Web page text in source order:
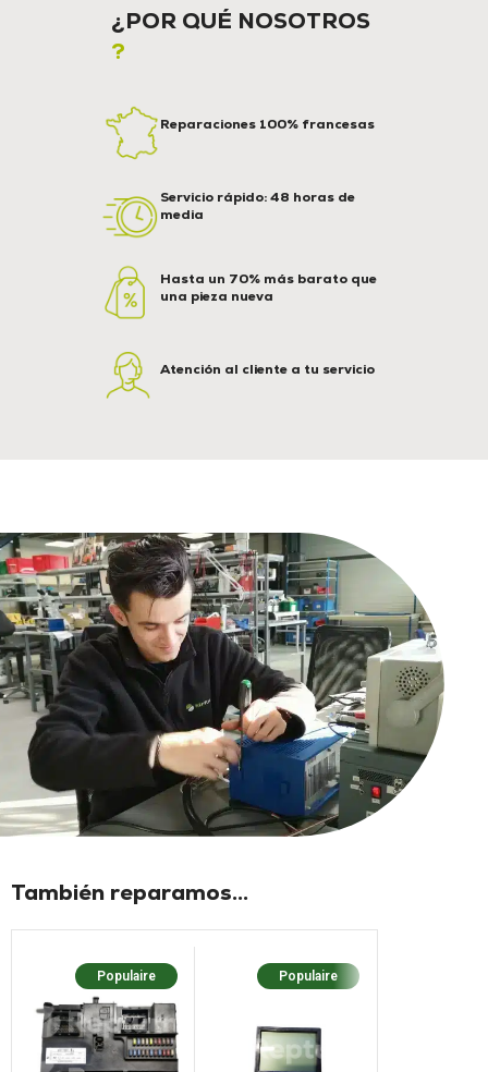
¿POR QUÉ NOSOTROS
?
Reparaciones 100% francesas
Servicio rápido: 48 horas de
media
Hasta un 70% más barato que
una pieza nueva
Atención al cliente a tu servicio
También reparamos...
Populaire Populaire